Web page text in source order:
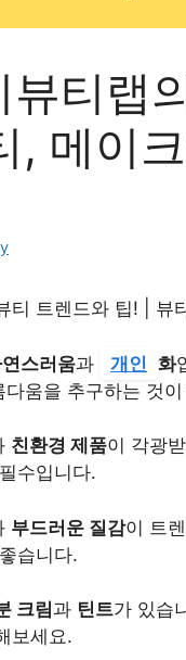
뷰티랩
, 메이
티 트렌드와 팁! | 뷰
스러움과 개인 화
움을 추구하는 것
친환경 제품이 각광
수입니다.
부드러운 질감이 트
습니다.
크림과 틴트가 있습
보세요.